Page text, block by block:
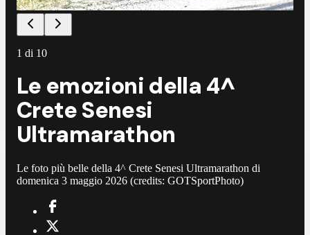
1 di 10
Le emozioni della 4^
Crete Senesi
Ultramarathon
Le foto più belle della 4^ Crete Senesi Ultramarathon di
domenica 3 maggio 2026 (credits: GOTSportPhoto)